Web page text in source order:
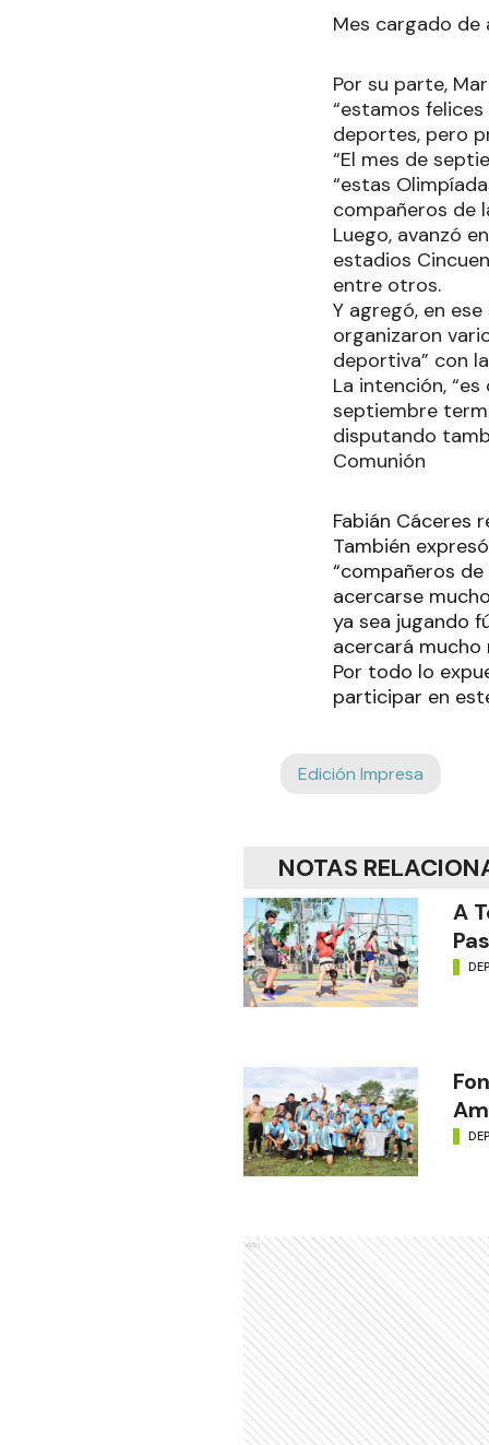
Mes cargado de
Por su parte,
“estamos
deportes, pero
“El mes de
“estas
compañeros de
Luego, avanzó
estadios
entre otros.
Y agregó, en
organizaron
deportiva” con
La intención,
septiembre
disputando
Comunión
Fabián Cáceres
También
“compañeros
acercarse
ya sea jugando
acercará mucho
Por todo lo
participar en
Edición Impresa
NOTAS
A
Ads